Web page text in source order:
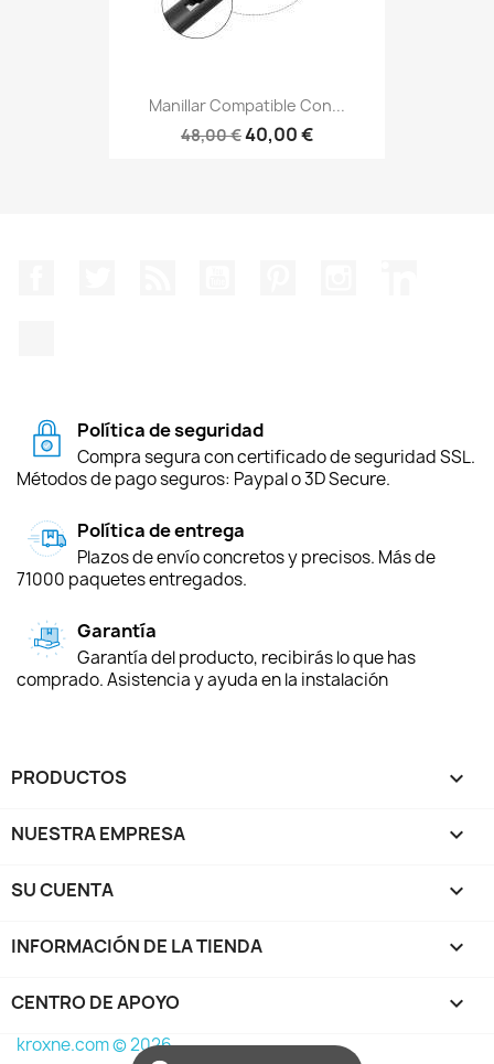
Manillar Compatible Con...
48,00 €40,00 €
Política de seguridad
Compra segura con certificado de seguridad SSL.
Métodos de pago seguros: Paypal o 3D Secure.
Política de entrega
Plazos de envío concretos y precisos. Más de
71000 paquetes entregados.
Garantía
Garantía del producto, recibirás lo que has
comprado. Asistencia y ayuda en la instalación
PRODUCTOS 
NUESTRA EMPRESA 
SU CUENTA 
INFORMACIÓN DE LA TIENDA keyboard_arrow_down
CENTRO DE APOYO 
kroxne.com © 2026